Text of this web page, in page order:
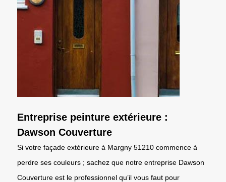
Entreprise peinture extérieure :
Dawson Couverture
Si votre façade extérieure à Margny 51210 commence à
perdre ses couleurs ; sachez que notre entreprise Dawson
Couverture est le professionnel qu’il vous faut pour